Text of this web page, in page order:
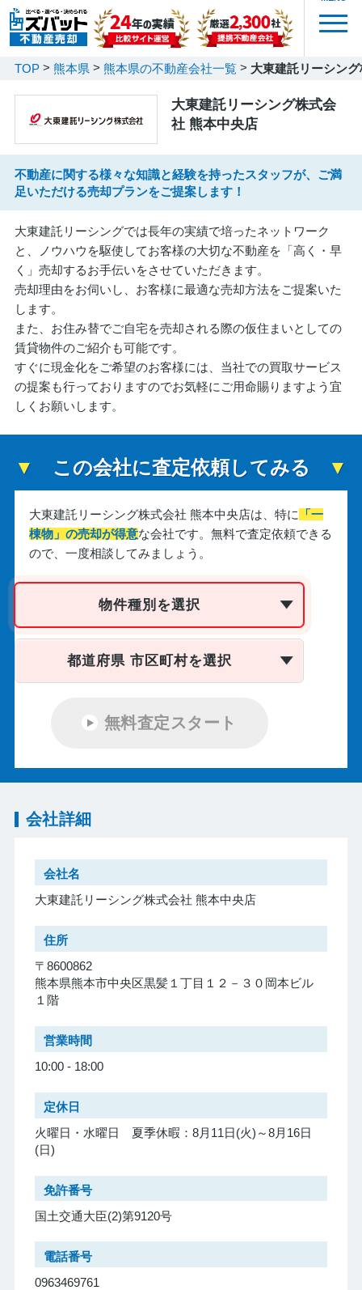
TOP 熊本県 熊本県の不動産会社一覧 大東建託リーシン
大東建託リーシング株式会
社 熊本中央店
不動産に関する様々な知識と経験を持ったスタッフが、ご満
足いただける売却プランをご提案します！
大東建託リーシングでは長年の実績で培ったネットワーク
と、ノウハウを駆使してお客様の大切な不動産を「高く・早
く」売却するお手伝いをさせていただきます。
売却理由をお伺いし、お客様に最適な売却方法をご提案いた
します。
また、お住み替でご自宅を売却される際の仮住まいとしての
賃貸物件のご紹介も可能です。
すぐに現金化をご希望のお客様には、当社での買取サービス
の提案も行っておりますのでお気軽にご用命賜りますよう宜
しくお願いします。
この会社に査定依頼してみる
大東建託リーシング株式会社 熊本中央店は、 特に
「一
棟物」の売却が得意な会社です。 無料で査定依頼できる
ので、一度相談してみましょう。
物件種別を選択
都道府県 市区町村を選択
無料査定スタート
会社詳細
会社名
大東建託リーシング株式会社 熊本中央店
住所
〒8600862
熊本県熊本市中央区黒髪１丁目１２－３０岡本ビル
１階
営業時間
10:00 - 18:00
定休日
火曜日・水曜日 夏季休暇：8月11日(火)～8月16日
(日)
免許番号
国土交通大臣(2)第9120号
電話番号
0963469761